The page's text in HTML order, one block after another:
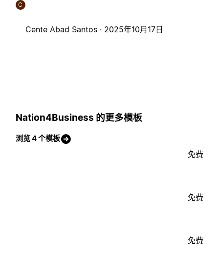
C
Cente Abad Santos · 2025年10月17日
Nation4Business 的更多模板
浏览 4 个模板
免费
免费
免费